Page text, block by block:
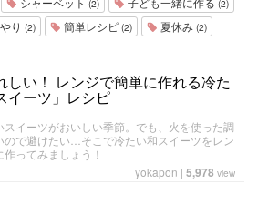
(2) (2)
り (2) 簡単レシピ (2) 夏休み (2)
しい！ レンジで簡単に作れる冷た
イーツ」レシピ
スイーツがおいしい季節。でも、火を使った調
ので避けたい…そこで冷たい和スイーツをレン
作ってみましょう！
yokapon | 5,978 view